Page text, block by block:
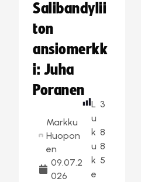
Salibandylii
ton
ansiomerkk
i: Juha
Poranen
Markku
Huopon
en
09.07.2
026
L
u
k
u
k
e
3
8
8
5